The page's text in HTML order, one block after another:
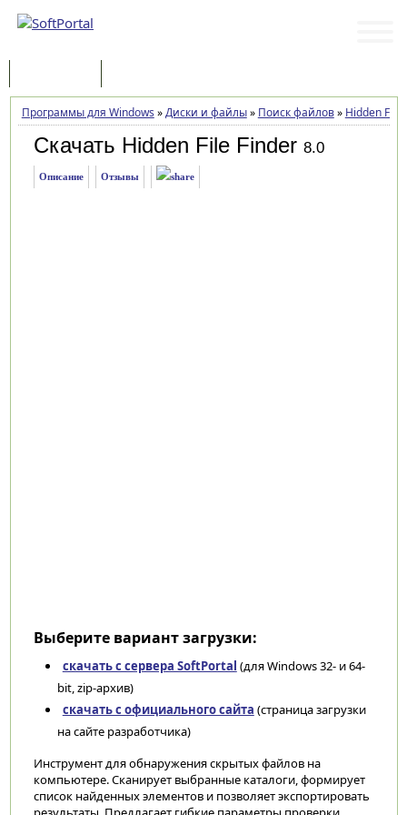
Программы для Windows »Диски и файлы» Поиск файлов» Hidden File
Скачать Hidden File Finder 8.0
Описание Отзывы
Выберите вариант загрузки:
скачать с сервера SoftPortal (для Windows 32- и 64-
bit, zip-архив)
скачать с официального сайта (страница загрузки
на сайте разработчика)
Инструмент для обнаружения скрытых файлов на
компьютере. Сканирует выбранные каталоги, формирует
список найденных элементов и позволяет экспортировать